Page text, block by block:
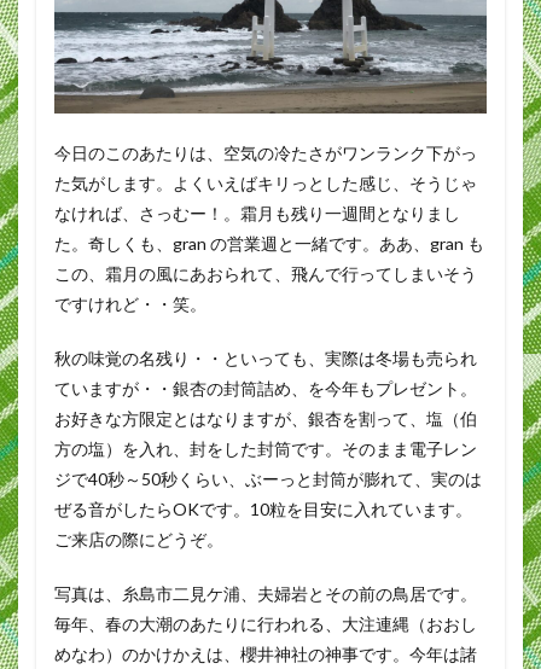
今日のこのあたりは、空気の冷たさがワンランク下がっ
た気がします。よくいえばキリっとした感じ、そうじゃ
なければ、さっむー！。霜月も残り一週間となりまし
た。奇しくも、gran の営業週と一緒です。ああ、gran も
この、霜月の風にあおられて、飛んで行ってしまいそう
ですけれど・・笑。
秋の味覚の名残り・・といっても、実際は冬場も売られ
ていますが・・銀杏の封筒詰め、を今年もプレゼント。
お好きな方限定とはなりますが、銀杏を割って、塩（伯
方の塩）を入れ、封をした封筒です。そのまま電子レン
ジで40秒～50秒くらい、ぶーっと封筒が膨れて、実のは
ぜる音がしたらOKです。10粒を目安に入れています。
ご来店の際にどうぞ。
写真は、糸島市二見ケ浦、夫婦岩とその前の鳥居です。
毎年、春の大潮のあたりに行われる、大注連縄（おおし
めなわ）のかけかえは、櫻井神社の神事です。今年は諸